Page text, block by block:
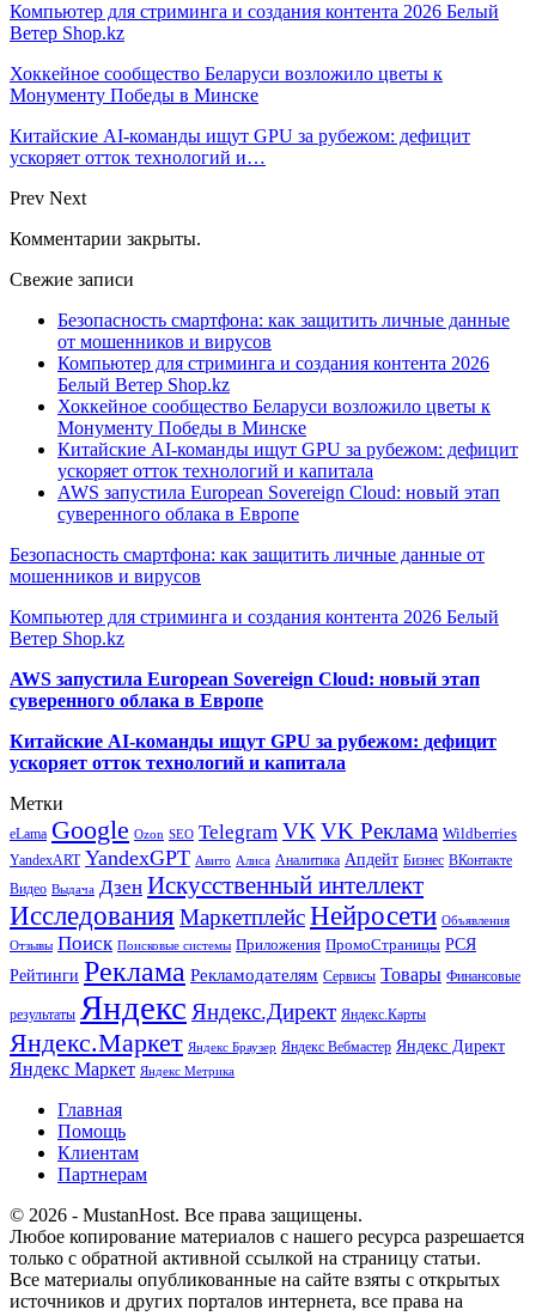
Компьютер для стриминга и создания контента 2026 Белый
Ветер Shop.kz
Хоккейное сообщество Беларуси возложило цветы к
Монументу Победы в Минске
Китайские AI-команды ищут GPU за рубежом: дефицит
ускоряет отток технологий и…
Prev Next
Комментарии закрыты.
Свежие записи
Безопасность смартфона: как защитить личные данные
от мошенников и вирусов
Компьютер для стриминга и создания контента 2026
Белый Ветер Shop.kz
Хоккейное сообщество Беларуси возложило цветы к
Монументу Победы в Минске
Китайские AI-команды ищут GPU за рубежом: дефицит
ускоряет отток технологий и капитала
AWS запустила European Sovereign Cloud: новый этап
суверенного облака в Европе
Безопасность смартфона: как защитить личные данные от
мошенников и вирусов
Компьютер для стриминга и создания контента 2026 Белый
Ветер Shop.kz
AWS запустила European Sovereign Cloud: новый этап
суверенного облака в Европе
Китайские AI-команды ищут GPU за рубежом: дефицит
ускоряет отток технологий и капитала
Метки
eLama Google Ozon SEO Telegram VKVK Реклама Wildberries
YandexART YandexGPT Авито Алиса Аналитика Апдейт Бизнес ВКонтакте
Видео Выдача Дзен Искусственный интеллект
Исследования МаркетплейсНейросети Объявления
Отзывы Поиск Поисковые системы Приложения ПромоСтраницы РСЯ
Рейтинги Реклама Рекламодателям Сервисы Товары Финансовые
результаты Яндекс Яндекс.Директ Яндекс.Карты
Яндекс.Маркет Яндекс Браузер Яндекс Вебмастер Яндекс Директ
Яндекс Маркет Яндекс Метрика
Главная
Помощь
Клиентам
Партнерам
© 2026 - MustanHost. Все права защищены.
Любое копирование материалов с нашего ресурса разрешается
только с обратной активной ссылкой на страницу статьи.
Все материалы опубликованные на сайте взяты с открытых
источников и других порталов интернета, все права на